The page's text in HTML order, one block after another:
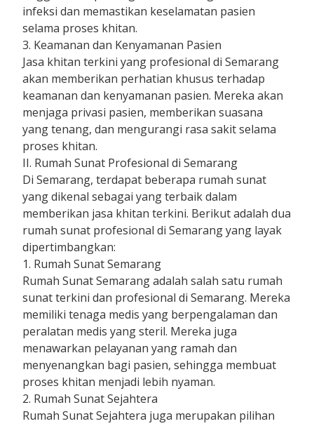
infeksi dan memastikan keselamatan pasien
selama proses khitan.
3. Keamanan dan Kenyamanan Pasien
Jasa khitan terkini yang profesional di Semarang
akan memberikan perhatian khusus terhadap
keamanan dan kenyamanan pasien. Mereka akan
menjaga privasi pasien, memberikan suasana
yang tenang, dan mengurangi rasa sakit selama
proses khitan.
II. Rumah Sunat Profesional di Semarang
Di Semarang, terdapat beberapa rumah sunat
yang dikenal sebagai yang terbaik dalam
memberikan jasa khitan terkini. Berikut adalah dua
rumah sunat profesional di Semarang yang layak
dipertimbangkan:
1. Rumah Sunat Semarang
Rumah Sunat Semarang adalah salah satu rumah
sunat terkini dan profesional di Semarang. Mereka
memiliki tenaga medis yang berpengalaman dan
peralatan medis yang steril. Mereka juga
menawarkan pelayanan yang ramah dan
menyenangkan bagi pasien, sehingga membuat
proses khitan menjadi lebih nyaman.
2. Rumah Sunat Sejahtera
Rumah Sunat Sejahtera juga merupakan pilihan